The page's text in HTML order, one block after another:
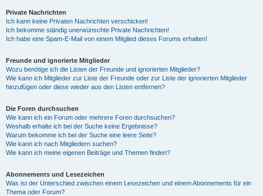
Private Nachrichten
Ich kann keine Privaten Nachrichten verschicken!
Ich bekomme ständig unerwünschte Private Nachrichten!
Ich habe eine Spam-E-Mail von einem Mitglied dieses Forums erhalten!
Freunde und ignorierte Mitglieder
Wozu benötige ich die Listen der Freunde und ignorierten Mitglieder?
Wie kann ich Mitglieder zur Liste der Freunde oder zur Liste der ignorierten Mitglieder
hinzufügen oder diese wieder aus den Listen entfernen?
Die Foren durchsuchen
Wie kann ich ein Forum oder mehrere Foren durchsuchen?
Weshalb erhalte ich bei der Suche keine Ergebnisse?
Warum bekomme ich bei der Suche eine leere Seite?
Wie kann ich nach Mitgliedern suchen?
Wie kann ich meine eigenen Beiträge und Themen finden?
Abonnements und Lesezeichen
Was ist der Unterschied zwischen einem Lesezeichen und einem Abonnements für ein
Thema oder Forum?